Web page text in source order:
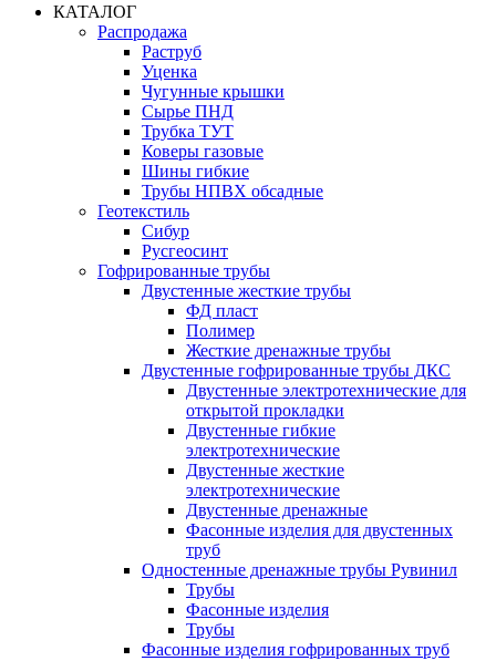
КАТАЛОГ
Распродажа
Раструб
Уценка
Чугунные крышки
Сырье ПНД
Трубка ТУТ
Коверы газовые
Шины гибкие
Трубы НПВХ обсадные
Геотекстиль
Сибур
Русгеосинт
Гофрированные трубы
Двустенные жесткие трубы
ФД пласт
Полимер
Жесткие дренажные трубы
Двустенные гофрированные трубы ДКС
Двустенные электротехнические для
открытой прокладки
Двустенные гибкие
электротехнические
Двустенные жесткие
электротехнические
Двустенные дренажные
Фасонные изделия для двустенных
труб
Одностенные дренажные трубы Рувинил
Трубы
Фасонные изделия
Трубы
Фасонные изделия гофрированных труб